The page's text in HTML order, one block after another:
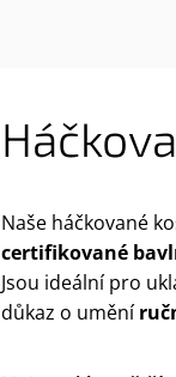
Naše háčkované
certifikované
Jsou ideální pro
důkaz o umění